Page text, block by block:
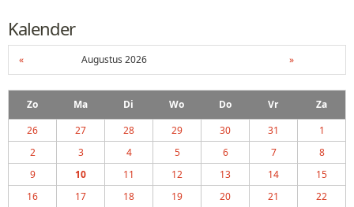
Kalender
« Augustus 2026 »
Zo Ma Di Wo Do Vr
Za
26
27 28 29 30 31
1
2
3 4 5 6 7
8
9
10 11 12 13 14
15
16
17 18 19 20 21
22